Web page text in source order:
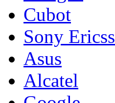
Cubot
Sony
Asus
Alcatel